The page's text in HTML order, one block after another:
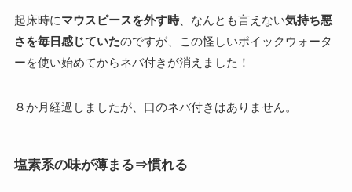
起床時にマウスピースを外す時、なんとも言えない気持ち悪
さを毎日感じていたのですが、この怪しいポイックウォータ
ーを使い始めてからネバ付きが消えました！
８か月経過しましたが、口のネバ付きはありません。
塩素系の味が薄まる⇒慣れる